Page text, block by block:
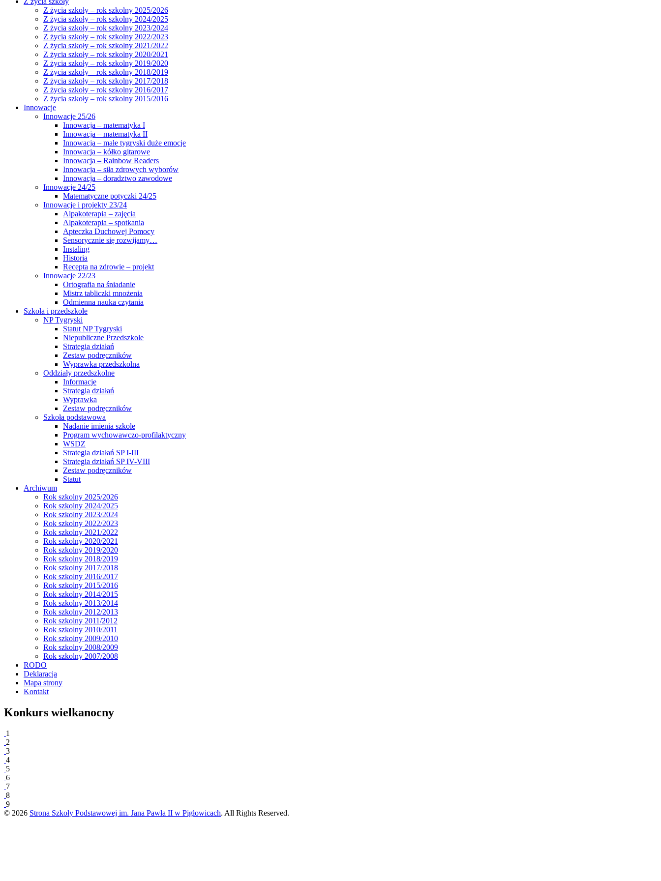
Z życia szkoły – rok szkolny 2025/2026
Z życia szkoły – rok szkolny 2024/2025
Z życia szkoły – rok szkolny 2023/2024
Z życia szkoły – rok szkolny 2022/2023
Z życia szkoły – rok szkolny 2021/2022
Z życia szkoły – rok szkolny 2020/2021
Z życia szkoły – rok szkolny 2019/2020
Z życia szkoły – rok szkolny 2018/2019
Z życia szkoły – rok szkolny 2017/2018
Z życia szkoły – rok szkolny 2016/2017
Z życia szkoły – rok szkolny 2015/2016
Innowacje
Innowacje 25/26
Innowacja – matematyka I
Innowacja – matematyka II
Innowacja – małe tygryski duże emocje
Innowacja – kółko gitarowe
Innowacja – Rainbow Readers
Innowacja – siła zdrowych wyborów
Innowacja – doradztwo zawodowe
Innowacje 24/25
Matematyczne potyczki 24/25
Innowacje i projekty 23/24
Alpakoterapia – zajęcia
Alpakoterapia – spotkania
Apteczka Duchowej Pomocy
Sensorycznie się rozwijamy…
Instaling
Historia
Recepta na zdrowie – projekt
Innowacje 22/23
Ortografia na śniadanie
Mistrz tabliczki mnożenia
Odmienna nauka czytania
Szkoła i przedszkole
NP Tygryski
Statut NP Tygryski
Niepubliczne Przedszkole
Strategia działań
Zestaw podręczników
Wyprawka przedszkolna
Oddziały przedszkolne
Informacje
Strategia działań
Wyprawka
Zestaw podręczników
Szkoła podstawowa
Nadanie imienia szkole
Program wychowawczo-profilaktyczny
WSDZ
Strategia działań SP I-III
Strategia działań SP IV-VIII
Zestaw podręczników
Statut
Archiwum
Rok szkolny 2025/2026
Rok szkolny 2024/2025
Rok szkolny 2023/2024
Rok szkolny 2022/2023
Rok szkolny 2021/2022
Rok szkolny 2020/2021
Rok szkolny 2019/2020
Rok szkolny 2018/2019
Rok szkolny 2017/2018
Rok szkolny 2016/2017
Rok szkolny 2015/2016
Rok szkolny 2014/2015
Rok szkolny 2013/2014
Rok szkolny 2012/2013
Rok szkolny 2011/2012
Rok szkolny 2010/2011
Rok szkolny 2009/2010
Rok szkolny 2008/2009
Rok szkolny 2007/2008
RODO
Deklaracja
Mapa strony
Kontakt
Konkurs wielkanocny
1
2
3
4
5
6
7
8
9
© 2026 Strona Szkoły Podstawowej im. Jana Pawła II w Pigłowicach. All Rights Reserved.